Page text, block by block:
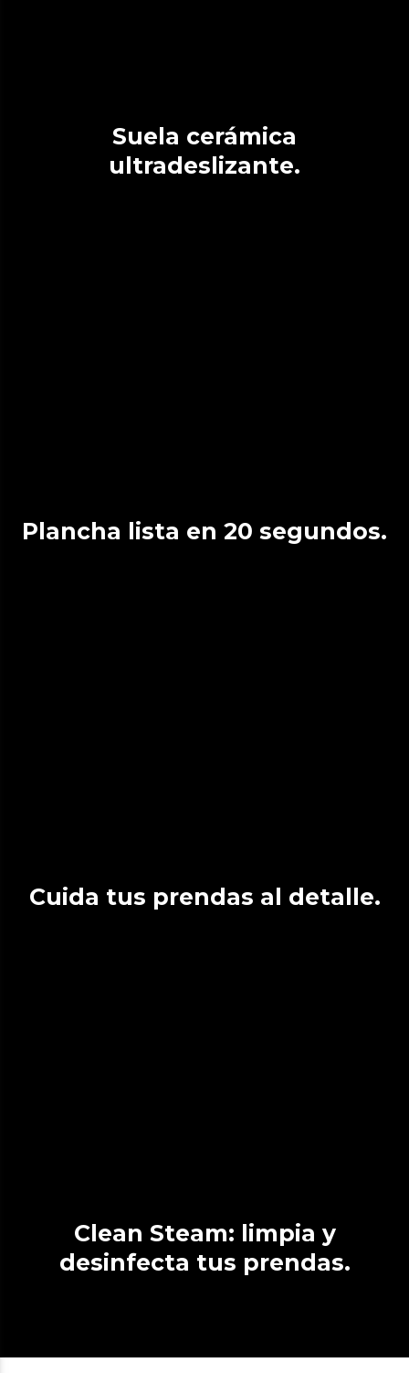
Suela cerámica
ultradeslizante.
Plancha lista en 20 segundos.
Cuida tus prendas al detalle.
Clean Steam: limpia y
desinfecta tus prendas.